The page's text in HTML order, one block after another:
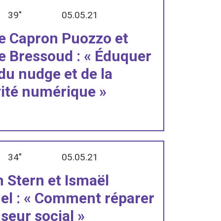
39" 05.05.21
Capron Puozzo et
Bressoud : « Éduquer
nudge et de la
numérique »
34" 05.05.21
Stern et Ismaël
: « Comment réparer
social »